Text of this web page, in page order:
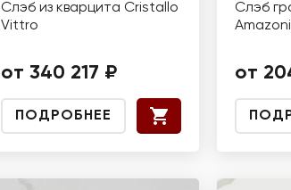
Слэб из кварцита Cristallo
Vittro
от 340 217 ₽
ПОДРОБНЕЕ
Слэб
от